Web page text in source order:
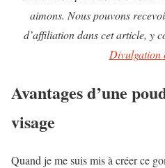
aimons. Nous pouvons
d’affiliation dans cet article, y
Divulgation
Avantages d’une
visage
Quand je me suis mis à créer ce